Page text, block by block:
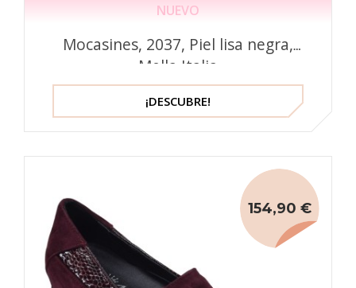
NUEVO
Mocasines, 2037, Piel lisa negra,
Mella Italia
¡DESCUBRE!
154,90 €